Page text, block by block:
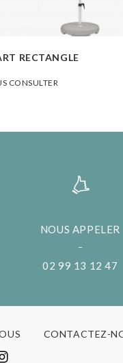
RECTANGLE
CONSULTER
NOUS APPELER
02 99 13 12 47
CONTACTEZ-